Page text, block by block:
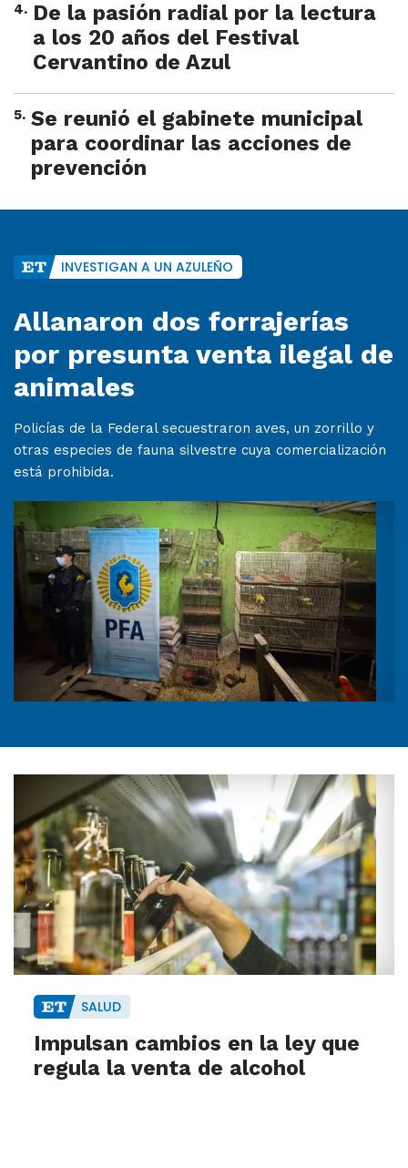
4. De la pasión radial por la lectura
a los 20 años del Festival
Cervantino de Azul
5. Se reunió el gabinete municipal
para coordinar las acciones de
prevención
INVESTIGAN A UN AZULEÑO
Allanaron dos forrajerías
por presunta venta ilegal de
animales
Policías de la Federal secuestraron aves, un zorrillo y
otras especies de fauna silvestre cuya comercialización
está prohibida.
SALUD
Impulsan cambios en la ley que
regula la venta de alcohol